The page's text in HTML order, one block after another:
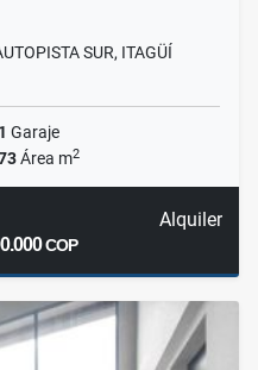
SUR, ITAGÜÍ
1 Garaje
Área m2
Alquiler
COP